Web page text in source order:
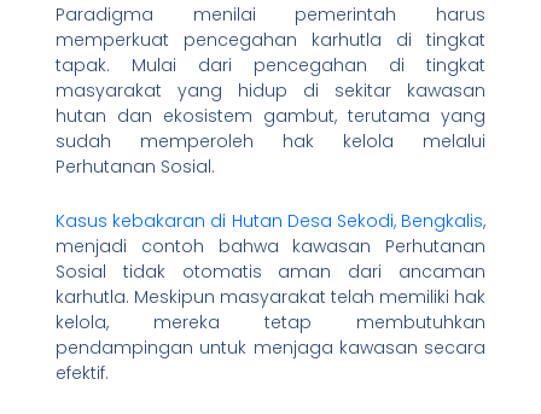
Paradigma menilai pemerintah harus
memperkuat pencegahan karhutla di tingkat
tapak. Mulai dari pencegahan di tingkat
masyarakat yang hidup di sekitar kawasan
hutan dan ekosistem gambut, terutama yang
sudah memperoleh hak kelola melalui
Perhutanan Sosial.
Kasus kebakaran di Hutan Desa Sekodi, Bengkalis,
menjadi contoh bahwa kawasan Perhutanan
Sosial tidak otomatis aman dari ancaman
karhutla. Meskipun masyarakat telah memiliki hak
kelola, mereka tetap membutuhkan
pendampingan untuk menjaga kawasan secara
efektif.